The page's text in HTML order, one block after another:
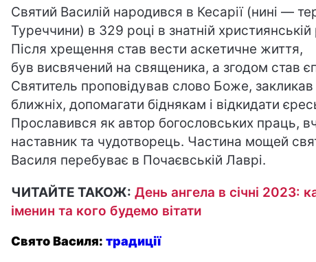
Святий Василій народився в Кесарії (нині —
Туреччини) в 329 році в знатній християнській
Після хрещення став вести аскетичне життя,
був висвячений на священика, а згодом став
Святитель проповідував слово Боже,
ближніх, допомагати біднякам і відкидати
Прославився як автор богословських праць,
наставник та чудотворець. Частина мощей
Василя перебуває в Почаєвській Лаврі.
ЧИТАЙТЕ ТАКОЖ: День ангела в січні 2023:
іменин та кого будемо вітати
Свято Василя: традиції